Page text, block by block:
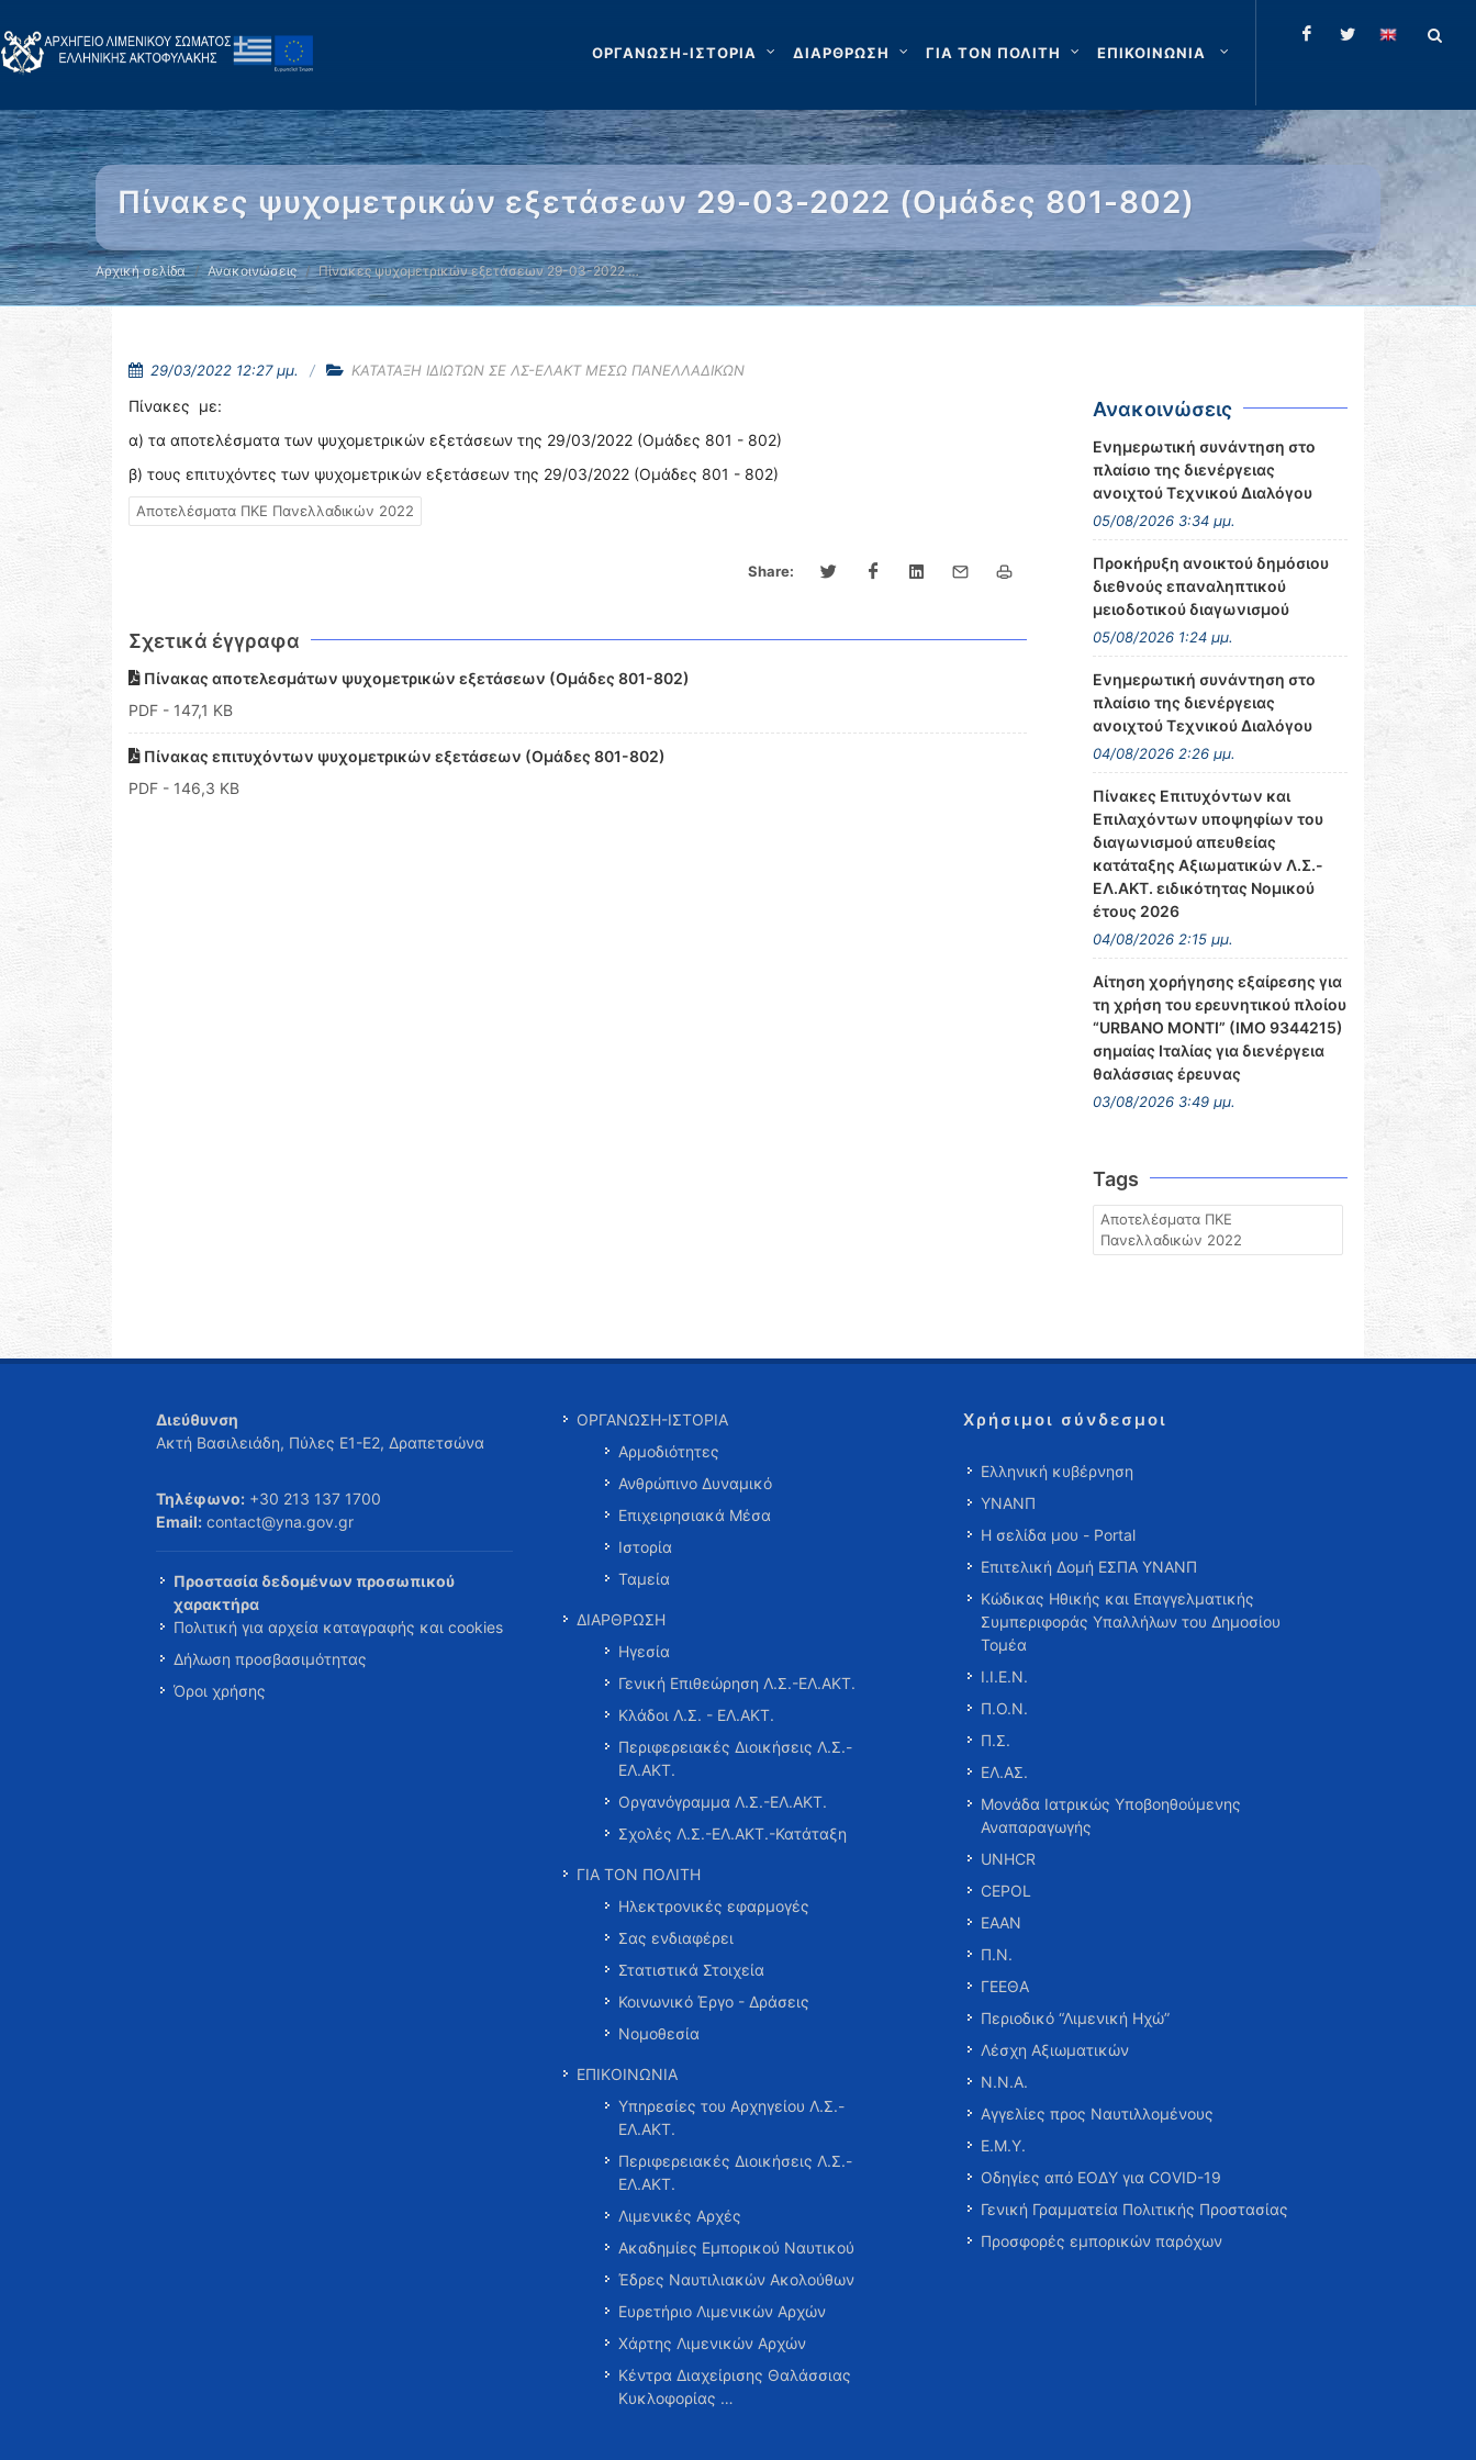
ΟΡΓΑΝΩΣΗ-ΙΣΤΟΡΙΑ ΔΙΑΡΘΡΩΣΗ ΓΙΑ ΤΟΝ ΠΟΛΙΤΗ ΕΠΙΚΟΙΝΩΝΙΑ
Πίνακες ψυχομετρικών εξετάσεων 29-03-2022 (Ομάδες 801-802)
Αρχική σελίδα Ανακοινώσεις Πίνακες ψυχομετρικών εξετάσεων 29-03-2022 …
29/03/2022 12:27 μμ. ΚΑΤΑΤΑΞΗ ΙΔΙΩΤΩΝ ΣΕ ΛΣ-ΕΛΑΚΤ ΜΕΣΩ ΠΑΝΕΛΛΑΔΙΚΩΝ
Πίνακες με:
α) τα αποτελέσματα των ψυχομετρικών εξετάσεων της 29/03/2022 (Ομάδες 801 - 802)
β) τους επιτυχόντες των ψυχομετρικών εξετάσεων της 29/03/2022 (Ομάδες 801 - 802)
Αποτελέσματα ΠΚΕ Πανελλαδικών 2022
Share:
Σχετικά έγγραφα
Πίνακας αποτελεσμάτων ψυχομετρικών εξετάσεων (Ομάδες 801-802)
PDF - 147,1 KB
Πίνακας επιτυχόντων ψυχομετρικών εξετάσεων (Ομάδες 801-802)
PDF - 146,3 KB
Ανακοινώσεις
Ενημερωτική συνάντηση στο
πλαίσιο της διενέργειας
ανοιχτού Τεχνικού Διαλόγου
05/08/2026 3:34 μμ.
Προκήρυξη ανοικτού δημόσιου
διεθνούς επαναληπτικού
μειοδοτικού διαγωνισμού
05/08/2026 1:24 μμ.
Ενημερωτική συνάντηση στο
πλαίσιο της διενέργειας
ανοιχτού Τεχνικού Διαλόγου
04/08/2026 2:26 μμ.
Πίνακες Επιτυχόντων και
Επιλαχόντων υποψηφίων του
διαγωνισμού απευθείας
κατάταξης Αξιωματικών Λ.Σ.-
ΕΛ.ΑΚΤ. ειδικότητας Νομικού
έτους 2026
04/08/2026 2:15 μμ.
Αίτηση χορήγησης εξαίρεσης για
τη χρήση του ερευνητικού πλοίου
“URBANO MONTI” (IMO 9344215)
σημαίας Ιταλίας για διενέργεια
θαλάσσιας έρευνας
03/08/2026 3:49 μμ.
Tags
Αποτελέσματα ΠΚΕ
Πανελλαδικών 2022
Διεύθυνση
Ακτή Βασιλειάδη, Πύλες Ε1-Ε2, Δραπετσώνα
Τηλέφωνο: +30 213 137 1700
Email: contact@yna.gov.gr
Προστασία δεδομένων προσωπικού
χαρακτήρα
Πολιτική για αρχεία καταγραφής και cookies
Δήλωση προσβασιμότητας
Όροι χρήσης
ΟΡΓΑΝΩΣΗ-ΙΣΤΟΡΙΑ
Αρμοδιότητες
Ανθρώπινο Δυναμικό
Επιχειρησιακά Μέσα
Ιστορία
Ταμεία
ΔΙΑΡΘΡΩΣΗ
Ηγεσία
Γενική Επιθεώρηση Λ.Σ.-ΕΛ.ΑΚΤ.
Κλάδοι Λ.Σ. - ΕΛ.ΑΚΤ.
Περιφερειακές Διοικήσεις Λ.Σ.-
ΕΛ.ΑΚΤ.
Οργανόγραμμα Λ.Σ.-ΕΛ.ΑΚΤ.
Σχολές Λ.Σ.-ΕΛ.ΑΚΤ.-Κατάταξη
ΓΙΑ ΤΟΝ ΠΟΛΙΤΗ
Ηλεκτρονικές εφαρμογές
Σας ενδιαφέρει
Στατιστικά Στοιχεία
Κοινωνικό Έργο - Δράσεις
Νομοθεσία
ΕΠΙΚΟΙΝΩΝΙΑ
Υπηρεσίες του Αρχηγείου Λ.Σ.-
ΕΛ.ΑΚΤ.
Περιφερειακές Διοικήσεις Λ.Σ.-
ΕΛ.ΑΚΤ.
Λιμενικές Αρχές
Ακαδημίες Εμπορικού Ναυτικού
Έδρες Ναυτιλιακών Ακολούθων
Ευρετήριο Λιμενικών Αρχών
Χάρτης Λιμενικών Αρχών
Κέντρα Διαχείρισης Θαλάσσιας
Κυκλοφορίας …
Χρήσιμοι σύνδεσμοι
Ελληνική κυβέρνηση
ΥΝΑΝΠ
Η σελίδα μου - Portal
Επιτελική Δομή ΕΣΠΑ ΥΝΑΝΠ
Κώδικας Ηθικής και Επαγγελματικής
Συμπεριφοράς Υπαλλήλων του Δημοσίου
Τομέα
Ι.Ι.Ε.Ν.
Π.Ο.Ν.
Π.Σ.
ΕΛ.ΑΣ.
Μονάδα Ιατρικώς Υποβοηθούμενης
Αναπαραγωγής
UNHCR
CEPOL
ΕΑΑΝ
Π.Ν.
ΓΕΕΘΑ
Περιοδικό “Λιμενική Ηχώ”
Λέσχη Αξιωματικών
Ν.Ν.Α.
Αγγελίες προς Ναυτιλλομένους
Ε.Μ.Υ.
Οδηγίες από ΕΟΔΥ για COVID-19
Γενική Γραμματεία Πολιτικής Προστασίας
Προσφορές εμπορικών παρόχων